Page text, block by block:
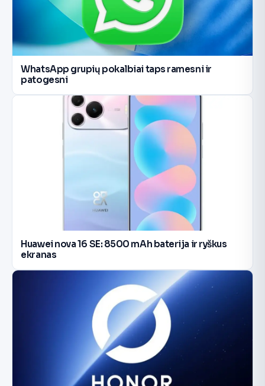
WhatsApp grupių pokalbiai taps ramesni ir
patogesni
Huawei nova 16 SE: 8500 mAh baterija ir ryškus
ekranas